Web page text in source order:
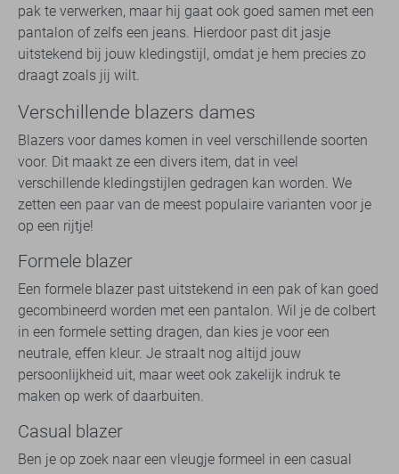
pak te verwerken, maar hij gaat ook goed samen met een
pantalon of zelfs een jeans. Hierdoor past dit jasje
uitstekend bij jouw kledingstijl, omdat je hem precies zo
draagt zoals jij wilt.
Verschillende blazers dames
Blazers voor dames komen in veel verschillende soorten
voor. Dit maakt ze een divers item, dat in veel
verschillende kledingstijlen gedragen kan worden. We
zetten een paar van de meest populaire varianten voor je
op een rijtje!
Formele blazer
Een formele blazer past uitstekend in een pak of kan goed
gecombineerd worden met een pantalon. Wil je de colbert
in een formele setting dragen, dan kies je voor een
neutrale, effen kleur. Je straalt nog altijd jouw
persoonlijkheid uit, maar weet ook zakelijk indruk te
maken op werk of daarbuiten.
Casual blazer
Ben je op zoek naar een vleugje formeel in een casual